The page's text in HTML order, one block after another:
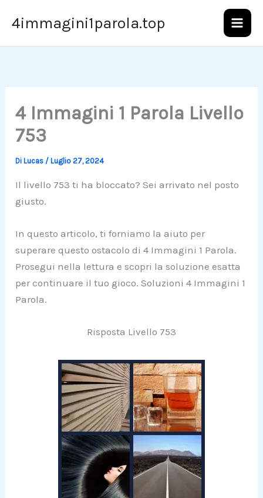
4immagini1parola.top
4 Immagini 1 Parola Livello
753
DiLucas /Luglio 27, 2024
Il livello 753 ti ha bloccato? Sei arrivato nel posto
giusto.
In questo articolo, ti forniamo la aiuto per
superare questo ostacolo di 4 Immagini 1 Parola.
Prosegui nella lettura e scopri la soluzione esatta
per continuare il tuo gioco. Soluzioni 4 Immagini 1
Parola.
Risposta Livello 753